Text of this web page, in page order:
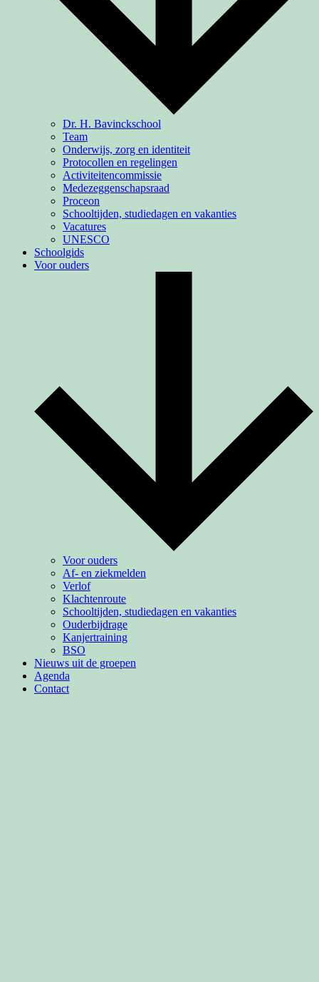
Dr. H. Bavinckschool
Team
Onderwijs, zorg en identiteit
Protocollen en regelingen
Activiteiten­commissie
Medezeggenschapsraad
Proceon
Schooltijden, studiedagen en vakanties
Vacatures
UNESCO
Schoolgids
Voor ouders
Voor ouders
Af- en ziekmelden
Verlof
Klachtenroute
Schooltijden, studiedagen en vakanties
Ouderbijdrage
Kanjertraining
BSO
Nieuws uit de groepen
Agenda
Contact